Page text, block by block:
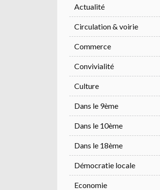
Actualité
Circulation & voirie
Commerce
Convivialité
Culture
Dans le 9ème
Dans le 10ème
Dans le 18ème
Démocratie locale
Economie